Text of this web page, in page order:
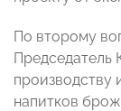
По второму
производству
напитков